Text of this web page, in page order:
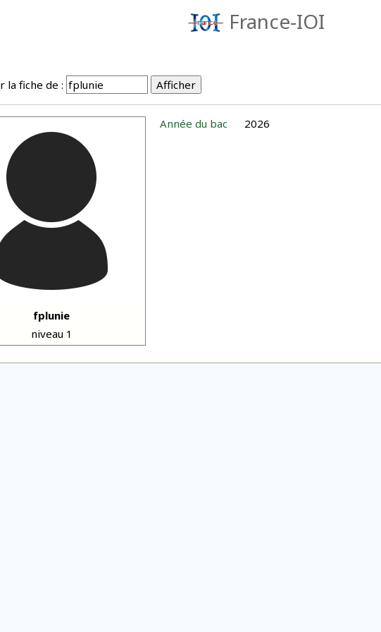
France-IOI
la fiche de :
fplunie
niveau 1
Année du bac 2026